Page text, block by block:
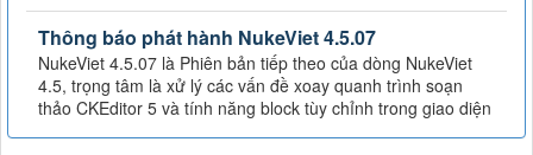
Thông báo phát hành NukeViet 4.5.07
NukeViet 4.5.07 là Phiên bản tiếp theo của dòng NukeViet
4.5, trọng tâm là xử lý các vấn đề xoay quanh trình soạn
thảo CKEditor 5 và tính năng block tùy chỉnh trong giao diện